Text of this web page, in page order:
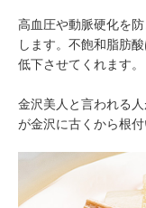
高血圧や動脈硬化を
します。不飽和脂肪
低下させてくれます。
金沢美人と言われる
が金沢に古くから根